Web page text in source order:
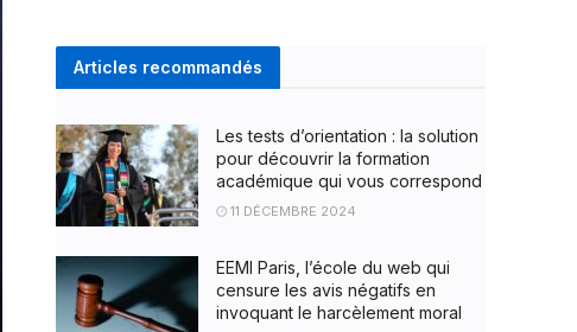
Articles recommandés
Les tests d’orientation : la solution
pour découvrir la formation
académique qui vous correspond
11 DÉCEMBRE 2024
EEMI Paris, l’école du web qui
censure les avis négatifs en
invoquant le harcèlement moral